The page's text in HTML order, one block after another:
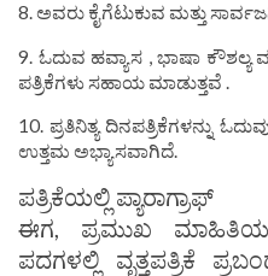
8. ಅವರು ಕೈಗೆಟುಕುವ ಮತ್ತು
9. ಓದುವ ಹವ್ಯಾಸ , ಭಾಷಾ ಕೌಶಲ್ಯ
ಪತ್ರಿಕೆಗಳು ಸಹಾಯ ಮಾಡುತ್ತವೆ .
10. ಪ್ರತಿನಿತ್ಯ ದಿನಪತ್ರಿಕೆಗಳನ್ನು
ಉತ್ತಮ ಅಭ್ಯಾಸವಾಗಿದೆ.
ಪತ್ರಿಕೆಯಲ್ಲಿ ಪ್ಯಾರಾಗ್ರಾಫ್
ಈಗ, ಪ್ರಮುಖ
ಪದಗಳಲ್ಲಿ ವೃತ್ತಪತ್ರಿಕೆ